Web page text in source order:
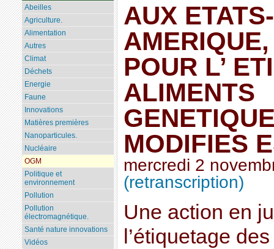
AUX
POUR L’
ALIMENTS
MODIFIES
mercredi 2
(retranscription)
Une action en
l’étiquetage
Abeilles
Agriculture.
Alimentation
Autres
Climat
Déchets
Energie
Faune
Innovations
Matières premières
Nanoparticules.
Nucléaire
OGM
Politique et
environnement
Pollution
Pollution
électromagnétique.
Santé nature innovations
Vidéos